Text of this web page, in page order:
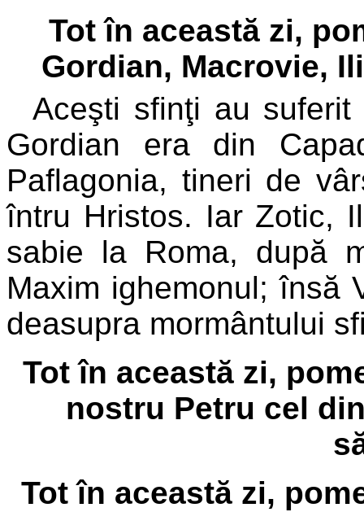
Tot în această zi,
Gordian, Macrovie,
Aceşti sfinţi au
Gordian era din
Paflagonia, tineri de
întru Hristos. Iar Zotic,
sabie la Roma, după
Maxim ighemonul; însă
deasupra mormântului
Tot în această zi,
nostru Petru cel
Tot în această zi,